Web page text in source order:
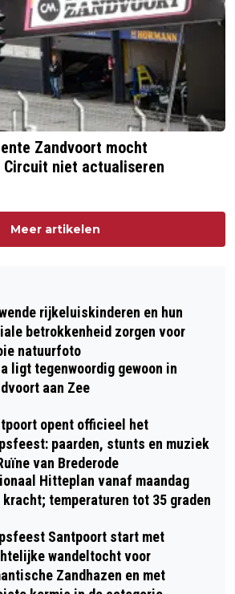
Zandvoort mocht
niet actualiseren
Meer artikelen
rijkeluiskinderen en hun
betrokkenheid zorgen voor
natuurfoto
ligt tegenwoordig gewoon in
aan Zee
opent officieel het
paarden, stunts en muziek
van Brederode
Hitteplan vanaf maandag
kracht; temperaturen tot 35 graden
Santpoort start met
wandeltocht voor
Zandhazen en met